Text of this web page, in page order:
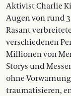
Aktivist ­Charlie
Augen von rund
Rasant
verschiedenen
Millionen von
Storys und
ohne
traumatisieren,